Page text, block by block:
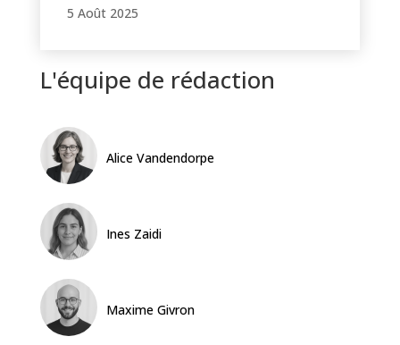
5 Août 2025
L'équipe de rédaction
Alice Vandendorpe
Ines Zaidi
Maxime Givron